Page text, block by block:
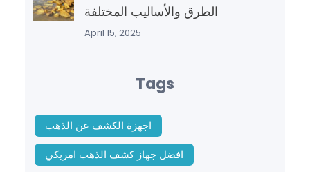
الطرق والأساليب المختلفة
April 15, 2025
Tags
اجهزة الكشف عن الذهب
افضل جهاز كشف الذهب امريكي